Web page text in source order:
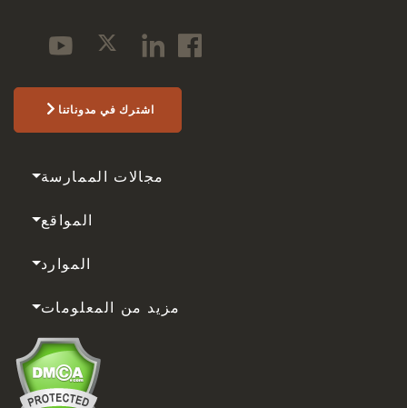
اشترك في مدوناتنا
مجالات الممارسة
المواقع
الموارد
مزيد من المعلومات